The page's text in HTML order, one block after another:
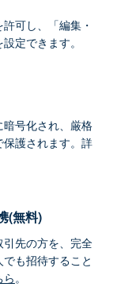
可し、「編集・
定できます。
号化され、厳格
護されます。詳
(無料)
先の方を、完全
も招待すること
ら。